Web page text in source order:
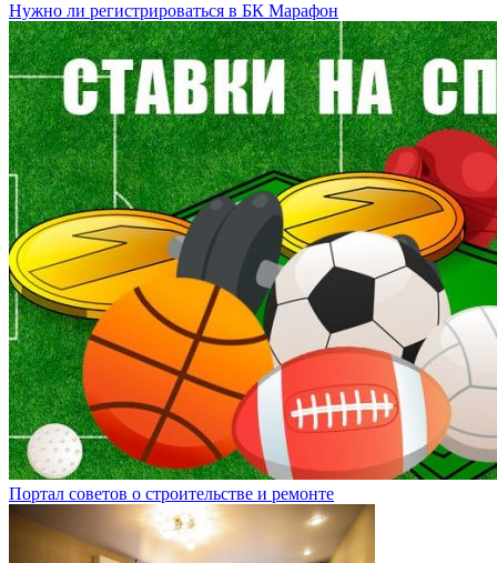
Нужно ли регистрироваться в БК Марафон
Портал советов о строительстве и ремонте